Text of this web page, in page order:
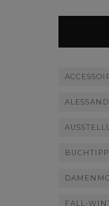
BUCHTIPP
FALL-